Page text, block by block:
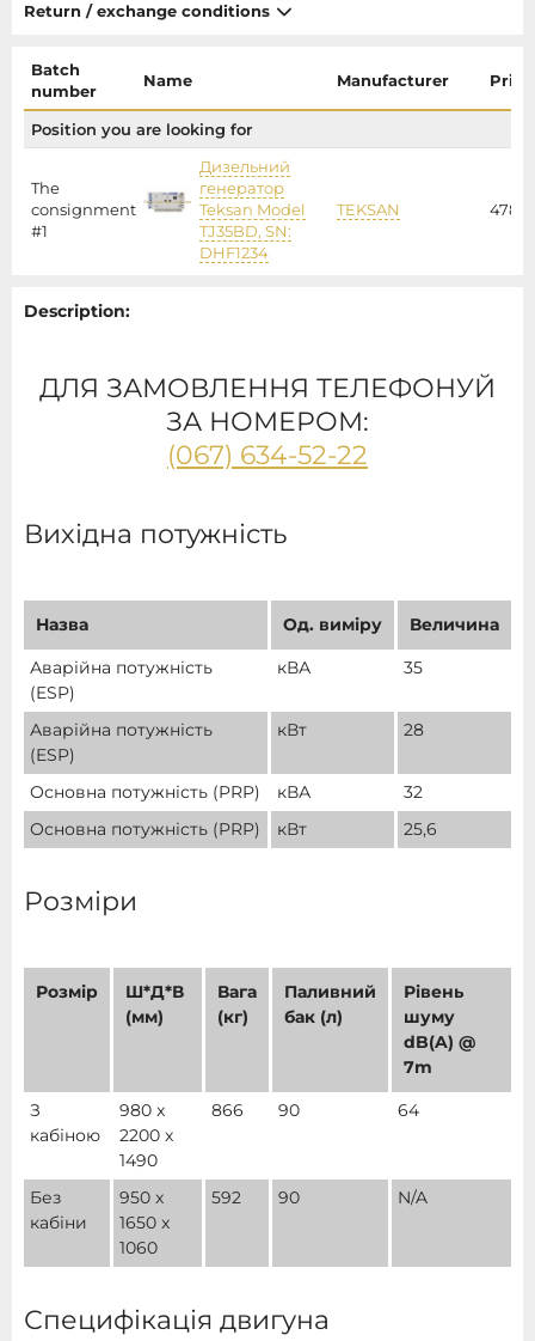
Return / exchange conditions
Batch
number
Name Manufacturer Price
Position you are looking for
The
consignment
#1
Дизельний
генератор
Teksan Model
TJ35BD, SN:
DHF1234
TEKSAN
Description:
ДЛЯ ЗАМОВЛЕННЯ ТЕЛЕФОНУЙ
ЗА НОМЕРОМ:
(067) 634-52-22
Вихідна потужність
Назва Од. виміру
Величина
Аварійна потужність
(ESP)
кВА 35
Аварійна потужність
(ESP)
кВт 28
Основна потужність (PRP) кВА
32
Основна потужність (PRP)
кВт 25,6
Розміри
Розмір
Ш*Д*В
(мм)
Вага
(кг)
Паливний
бак (л)
Рівень
шуму
dB(A) @
7m
З
кабіною
980 x
2200 x
1490
866 90 64
Без
кабіни
950 x
1650 x
1060
592 90 N/A
Специфікація двигуна